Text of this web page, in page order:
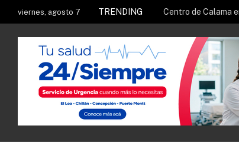
viernes, agosto 7 TRENDING